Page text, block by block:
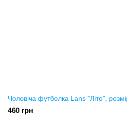
Чоловіча футболка Lans "Літо",
460 грн